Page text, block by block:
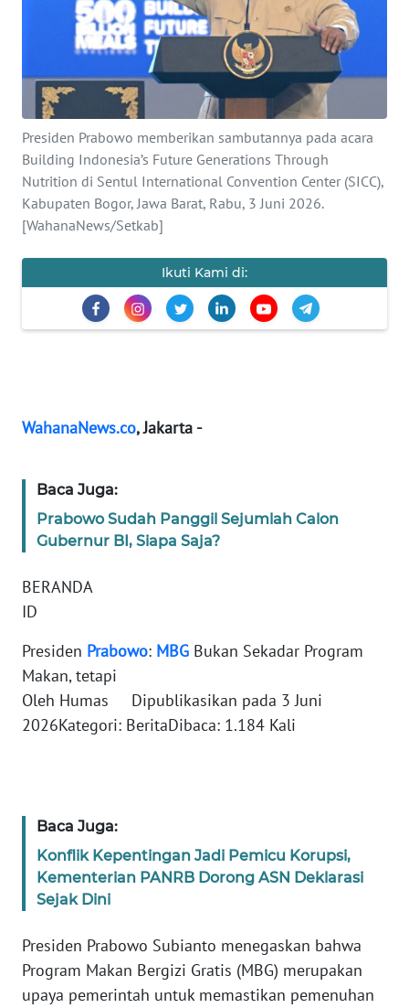
Presiden Prabowo memberikan sambutannya pada acara
Building Indonesia’s Future Generations Through
Nutrition di Sentul International Convention Center (SICC),
Kabupaten Bogor, Jawa Barat, Rabu, 3 Juni 2026.
[WahanaNews/Setkab]
Ikuti Kami di:
WahanaNews.co, Jakarta -
Baca Juga:
Prabowo Sudah Panggil Sejumlah Calon
Gubernur BI, Siapa Saja?
BERANDA
ID
Presiden Prabowo: MBG Bukan Sekadar Program
Makan, tetapi
Oleh Humas Dipublikasikan pada 3 Juni
2026Kategori: BeritaDibaca: 1.184 Kali
Baca Juga:
Konflik Kepentingan Jadi Pemicu Korupsi,
Kementerian PANRB Dorong ASN Deklarasi
Sejak Dini
Presiden Prabowo Subianto menegaskan bahwa
Program Makan Bergizi Gratis (MBG) merupakan
upaya pemerintah untuk memastikan pemenuhan
SERBA-SERBI
PENDIDIKAN
OPINI
EDITORIAL
BERITA
TENTANG
KAMI
PEDOMAN
MEDIA
REDAKSI
KARIR
Wahana
Regional
WN
WN